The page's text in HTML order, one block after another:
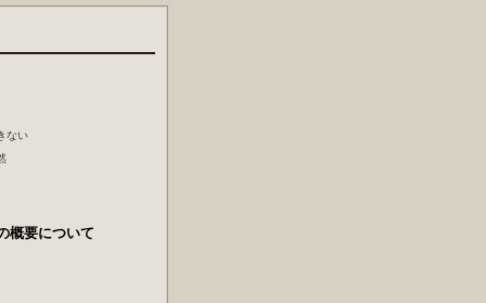
なこと
ない
力の概要について